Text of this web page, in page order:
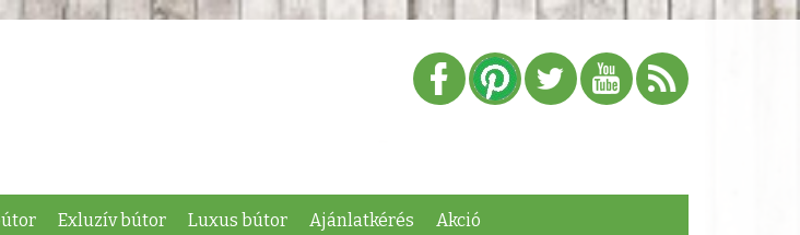
Exluzív bútor Luxus bútor Ajánlatkérés Akció